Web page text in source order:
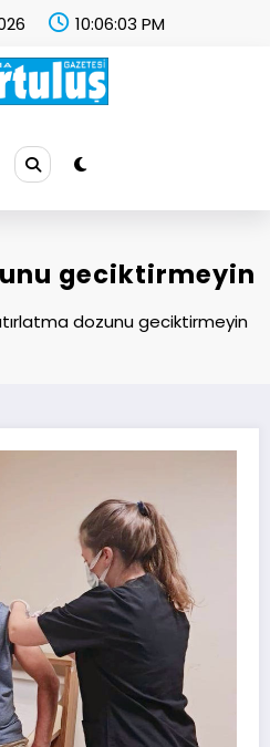
10:06:03 PM
geciktirmeyin
dozunu geciktirmeyin